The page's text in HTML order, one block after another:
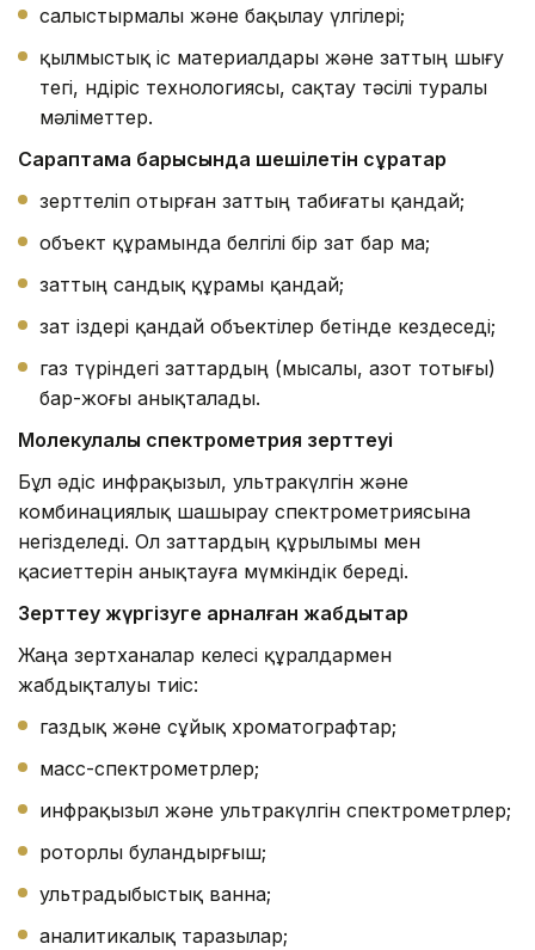
салыстырмалы және бақылау үлгілері;
қылмыстық іс материалдары және заттың шығу
тегі, өндіріс технологиясы, сақтау тәсілі туралы
мәліметтер.
Сараптама барысында шешілетін сұрақтар
зерттеліп отырған заттың табиғаты қандай;
объект құрамында белгілі бір зат бар ма;
заттың сандық құрамы қандай;
зат іздері қандай объектілер бетінде кездеседі;
газ түріндегі заттардың (мысалы, азот тотығы)
бар-жоғы анықталады.
Молекулалық спектрометрия зерттеуі
Бұл әдіс инфрақызыл, ультракүлгін және
комбинациялық шашырау спектрометриясына
негізделеді. Ол заттардың құрылымы мен
қасиеттерін анықтауға мүмкіндік береді.
Зерттеу жүргізуге арналған жабдықтар
Жаңа зертханалар келесі құралдармен
жабдықталуы тиіс:
газдық және сұйық хроматографтар;
масс-спектрометрлер;
инфрақызыл және ультракүлгін спектрометрлер;
роторлы буландырғыш;
ультрадыбыстық ванна;
аналитикалық таразылар;